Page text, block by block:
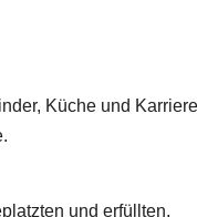
Küche und
und erfüllten,